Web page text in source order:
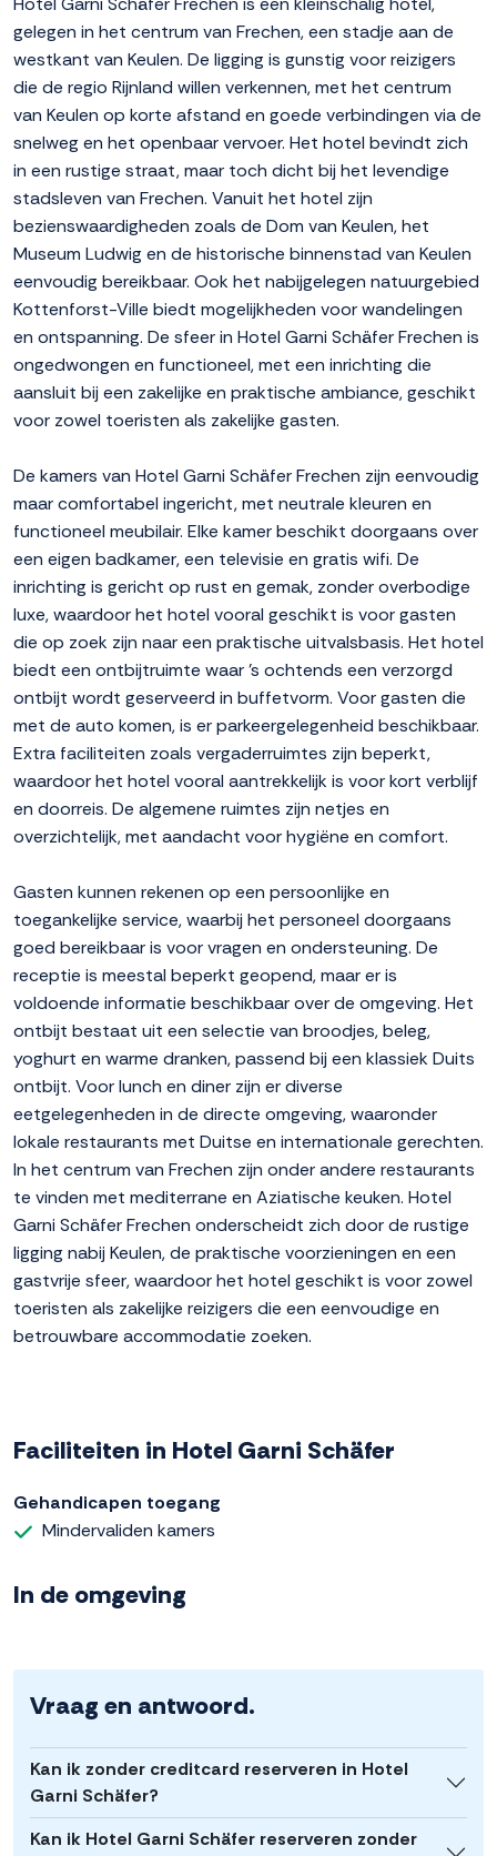
gelegen in het centrum van Frechen, een stadje aan de
westkant van Keulen. De ligging is gunstig voor reizigers
die de regio Rijnland willen verkennen, met het centrum
van Keulen op korte afstand en goede verbindingen via de
snelweg en het openbaar vervoer. Het hotel bevindt zich
in een rustige straat, maar toch dicht bij het levendige
stadsleven van Frechen. Vanuit het hotel zijn
bezienswaardigheden zoals de Dom van Keulen, het
Museum Ludwig en de historische binnenstad van Keulen
eenvoudig bereikbaar. Ook het nabijgelegen natuurgebied
Kottenforst-Ville biedt mogelijkheden voor wandelingen
en ontspanning. De sfeer in Hotel Garni Schäfer Frechen is
ongedwongen en functioneel, met een inrichting die
aansluit bij een zakelijke en praktische ambiance, geschikt
voor zowel toeristen als zakelijke gasten.
De kamers van Hotel Garni Schäfer Frechen zijn eenvoudig
maar comfortabel ingericht, met neutrale kleuren en
functioneel meubilair. Elke kamer beschikt doorgaans over
een eigen badkamer, een televisie en gratis wifi. De
inrichting is gericht op rust en gemak, zonder overbodige
luxe, waardoor het hotel vooral geschikt is voor gasten
die op zoek zijn naar een praktische uitvalsbasis. Het hotel
biedt een ontbijtruimte waar 's ochtends een verzorgd
ontbijt wordt geserveerd in buffetvorm. Voor gasten die
met de auto komen, is er parkeergelegenheid beschikbaar.
Extra faciliteiten zoals vergaderruimtes zijn beperkt,
waardoor het hotel vooral aantrekkelijk is voor kort verblijf
en doorreis. De algemene ruimtes zijn netjes en
overzichtelijk, met aandacht voor hygiëne en comfort.
Gasten kunnen rekenen op een persoonlijke en
toegankelijke service, waarbij het personeel doorgaans
goed bereikbaar is voor vragen en ondersteuning. De
receptie is meestal beperkt geopend, maar er is
voldoende informatie beschikbaar over de omgeving. Het
ontbijt bestaat uit een selectie van broodjes, beleg,
yoghurt en warme dranken, passend bij een klassiek Duits
ontbijt. Voor lunch en diner zijn er diverse
eetgelegenheden in de directe omgeving, waaronder
lokale restaurants met Duitse en internationale gerechten.
In het centrum van Frechen zijn onder andere restaurants
te vinden met mediterrane en Aziatische keuken. Hotel
Garni Schäfer Frechen onderscheidt zich door de rustige
ligging nabij Keulen, de praktische voorzieningen en een
gastvrije sfeer, waardoor het hotel geschikt is voor zowel
toeristen als zakelijke reizigers die een eenvoudige en
betrouwbare accommodatie zoeken.
Faciliteiten in Hotel Garni Schäfer
Gehandicapen toegang
Mindervaliden kamers
In de omgeving
Vraag en antwoord.
Kan ik zonder creditcard reserveren in Hotel
Garni Schäfer?
Kan ik Hotel Garni Schäfer reserveren zonder